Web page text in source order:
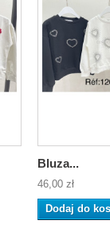
Bluza...
46,00 zł
Dodaj do